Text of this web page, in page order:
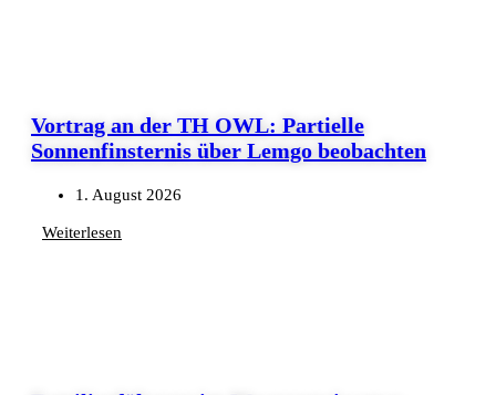
Vortrag an der TH OWL: Partielle
Sonnenfinsternis über Lemgo beobachten
1. August 2026
Weiterlesen